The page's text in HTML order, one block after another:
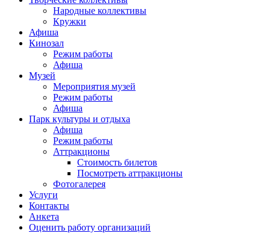
Народные коллективы
Кружки
Афиша
Кинозал
Режим работы
Афиша
Музей
Мероприятия музей
Режим работы
Афиша
Парк культуры и отдыха
Афиша
Режим работы
Аттракционы
Стоимость билетов
Посмотреть аттракционы
Фотогалерея
Услуги
Контакты
Анкета
Оценить работу организаций